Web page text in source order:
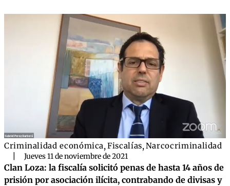
Criminalidad económica,Fiscalías,Narcocriminalidad
Jueves 11 de noviembre de 2021
Clan Loza: la fiscalía solicitó penas de hasta 14 años de
prisión por asociación ilícita, contrabando de divisas y